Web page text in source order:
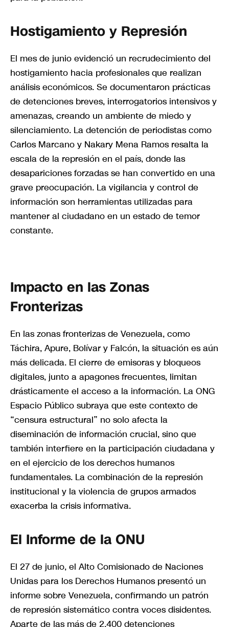
Hostigamiento y Represión
El mes de junio evidenció un recrudecimiento del
hostigamiento hacia profesionales que realizan
análisis económicos. Se documentaron prácticas
de detenciones breves, interrogatorios intensivos y
amenazas, creando un ambiente de miedo y
silenciamiento. La detención de periodistas como
Carlos Marcano y Nakary Mena Ramos resalta la
escala de la represión en el país, donde las
desapariciones forzadas se han convertido en una
grave preocupación. La vigilancia y control de
información son herramientas utilizadas para
mantener al ciudadano en un estado de temor
constante.
Impacto en las Zonas
Fronterizas
En las zonas fronterizas de Venezuela, como
Táchira, Apure, Bolívar y Falcón, la situación es aún
más delicada. El cierre de emisoras y bloqueos
digitales, junto a apagones frecuentes, limitan
drásticamente el acceso a la información. La ONG
Espacio Público subraya que este contexto de
“censura estructural” no solo afecta la
diseminación de información crucial, sino que
también interfiere en la participación ciudadana y
en el ejercicio de los derechos humanos
fundamentales. La combinación de la represión
institucional y la violencia de grupos armados
exacerba la crisis informativa.
El Informe de la ONU
El 27 de junio, el Alto Comisionado de Naciones
Unidas para los Derechos Humanos presentó un
informe sobre Venezuela, confirmando un patrón
de represión sistemático contra voces disidentes.
Aparte de las más de 2.400 detenciones